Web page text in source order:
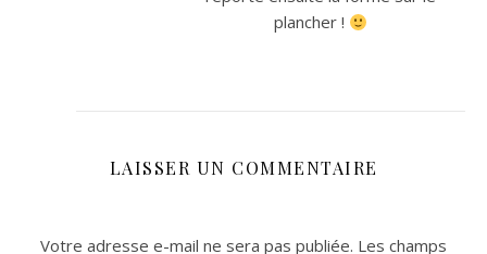
plancher !
LAISSER UN COMMENTAIRE
Votre adresse e-mail ne sera pas publiée. Les champs